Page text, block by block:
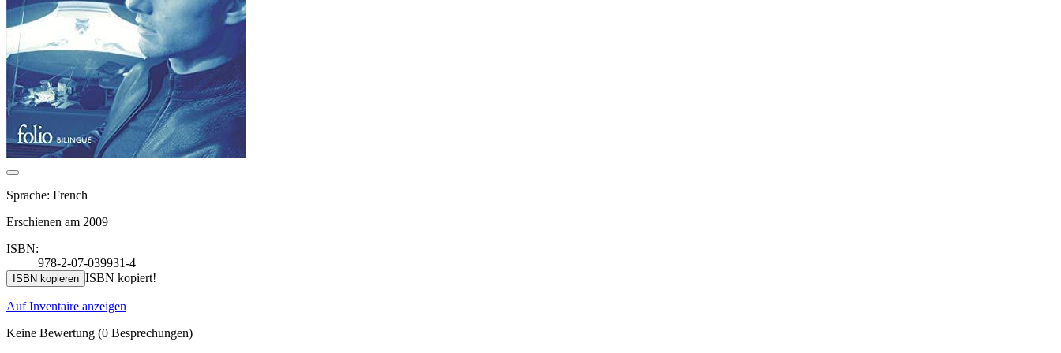
Sprache: French
Erschienen am 2009
ISBN:
978-2-07-039931-4
ISBN kopieren ISBN kopiert!
Auf Inventaire anzeigen
Keine Bewertung (0 Besprechungen)